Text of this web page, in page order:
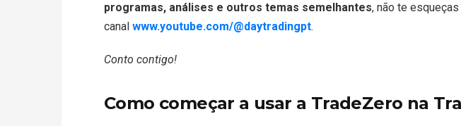
programas, análises e outros temas semelhantes, não te
canal www.youtube.com/@daytradingpt.
Conto contigo!
Como começar a usar a TradeZero na